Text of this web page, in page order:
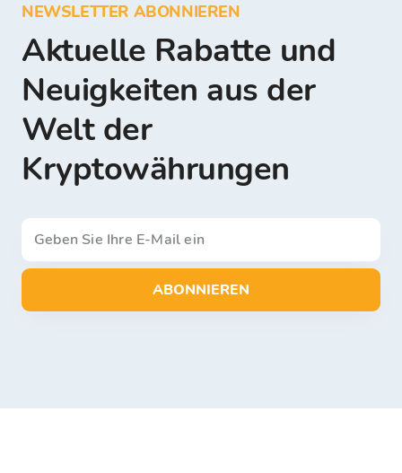
NEWSLETTER ABONNIEREN
Aktuelle Rabatte und
Neuigkeiten aus der
Welt der
Kryptowährungen
ABONNIEREN